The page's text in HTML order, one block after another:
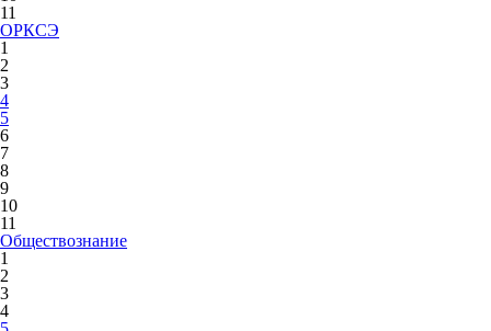
11
ОРКСЭ
1
2
3
4
5
6
7
8
9
10
11
Обществознание
1
2
3
4